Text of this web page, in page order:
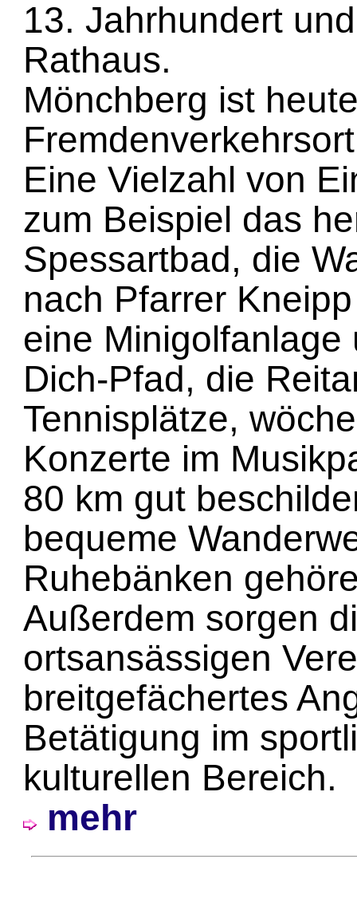
13. Jahrhundert
Rathaus.
Mönchberg ist
Eine Vielzahl von
zum Beispiel das
Spessartbad, die
nach Pfarrer
eine Minigolfanlage
Dich-Pfad, die
Tennisplätze,
Konzerte im
80 km gut
bequeme
Ruhebänken
Außerdem sorgen
ortsansässigen
breitgefächertes
Betätigung im
kulturellen Bereich.
mehr